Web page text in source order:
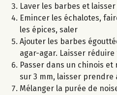
Laver les barbes et
Emincer les échalotes,
les épices, saler
Ajouter les barbes
agar-agar. Laisser réduire
Passer dans un chinois
sur 3 mm, laisser
Mélanger la purée de